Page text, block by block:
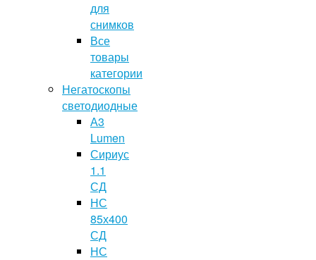
для
снимков
Все
товары
категории
Негатоскопы
светодиодные
А3
Lumen
Сириус
1.1
СД
НС
85х400
СД
НС